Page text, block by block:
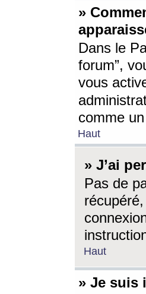
»
Dans le
forum”,
vous
comme
Haut
» J’ai
Pas de
Haut
» Je suis